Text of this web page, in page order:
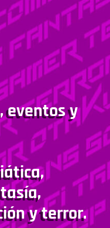
eventos y
y terror.